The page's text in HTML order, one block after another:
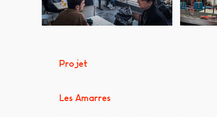
Projet
Les Amar­res